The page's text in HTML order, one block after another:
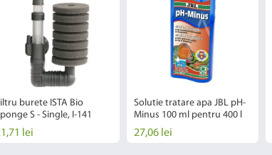
burete ISTA Bio
S - Single, I-141
lei
Solutie tratare apa JBL pH-
Minus 100 ml pentru 400 l
27,06 lei